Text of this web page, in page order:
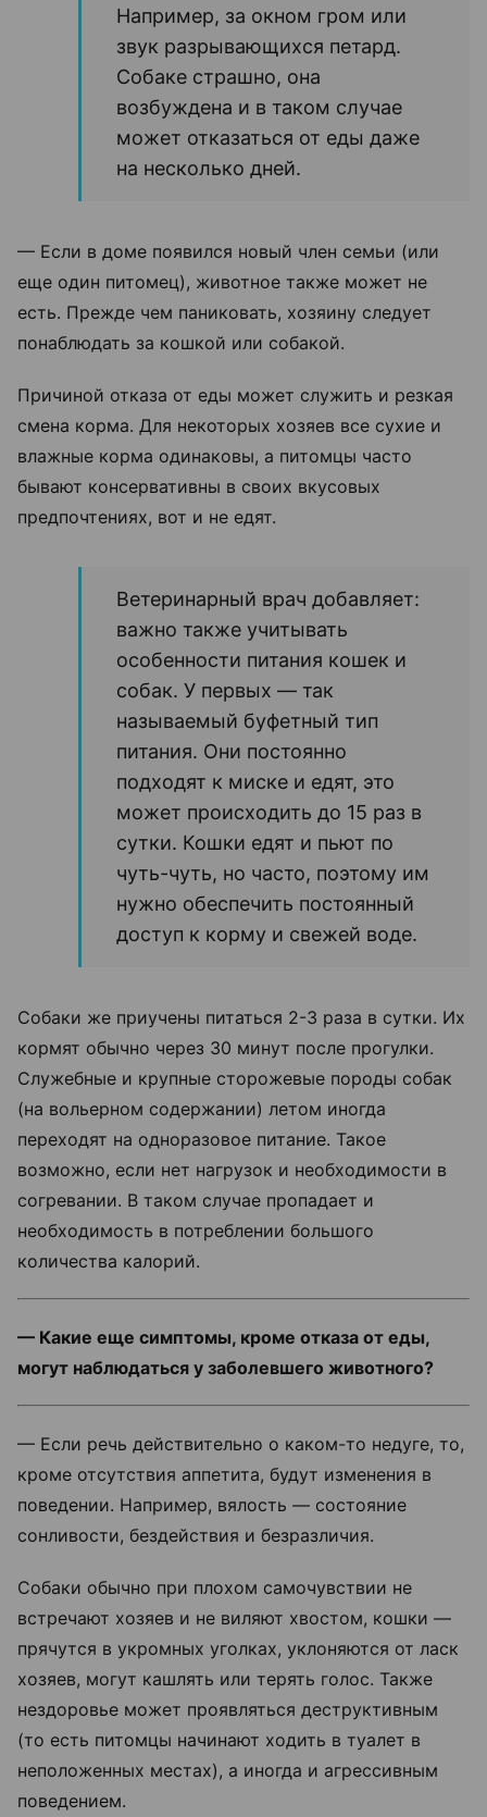
Например, за окном гром или
звук разрывающихся петард.
Собаке страшно, она
возбуждена и в таком случае
может отказаться от еды даже
на несколько дней.
— Если в доме появился новый член семьи (или
еще один питомец), животное также может не
есть. Прежде чем паниковать, хозяину следует
понаблюдать за кошкой или собакой.
Причиной отказа от еды может служить и резкая
смена корма. Для некоторых хозяев все сухие и
влажные корма одинаковы, а питомцы часто
бывают консервативны в своих вкусовых
предпочтениях, вот и не едят.
Ветеринарный врач добавляет:
важно также учитывать
особенности питания кошек и
собак. У первых — так
называемый буфетный тип
питания. Они постоянно
подходят к миске и едят, это
может происходить до 15 раз в
сутки. Кошки едят и пьют по
чуть-чуть, но часто, поэтому им
нужно обеспечить постоянный
доступ к корму и свежей воде.
Собаки же приучены питаться 2-3 раза в сутки. Их
кормят обычно через 30 минут после прогулки.
Служебные и крупные сторожевые породы собак
(на вольерном содержании) летом иногда
переходят на одноразовое питание. Такое
возможно, если нет нагрузок и необходимости в
согревании. В таком случае пропадает и
необходимость в потреблении большого
количества калорий.
— Какие еще симптомы, кроме отказа от еды,
могут наблюдаться у заболевшего животного?
— Если речь действительно о каком-то недуге, то,
кроме отсутствия аппетита, будут изменения в
поведении. Например, вялость — состояние
сонливости, бездействия и безразличия.
Собаки обычно при плохом самочувствии не
встречают хозяев и не виляют хвостом, кошки —
прячутся в укромных уголках, уклоняются от ласк
хозяев, могут кашлять или терять голос. Также
нездоровье может проявляться деструктивным
(то есть питомцы начинают ходить в туалет в
неположенных местах), а иногда и агрессивным
поведением.